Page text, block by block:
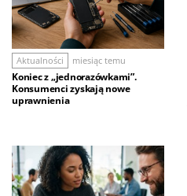
Aktualności miesiąc temu
Koniec z „jednorazówkami”.
Konsumenci zyskają nowe
uprawnienia